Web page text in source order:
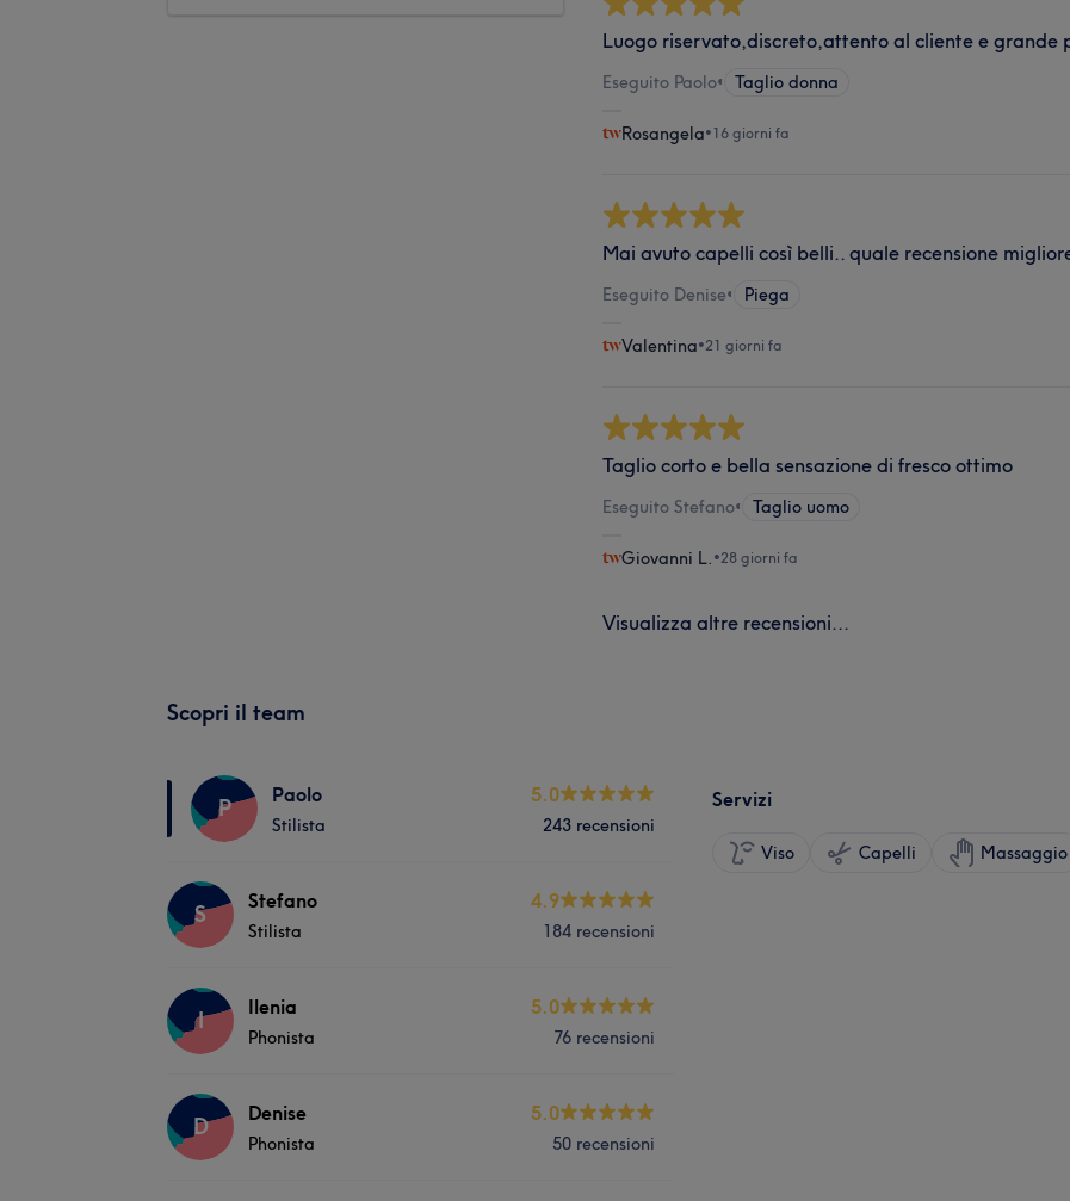
Luogo riservato,discreto,attento al cliente e grande
Eseguito Paolo• Taglio donna
Rosangela•16 giorni fa
Mai avuto capelli così belli.. quale recensione
Eseguito Denise• Piega
Valentina•21 giorni fa
Taglio corto e bella sensazione di fresco ottimo
Eseguito Stefano• Taglio uomo
Giovanni L. •28 giorni fa
Visualizza altre recensioni...
Scopri il team
P Paolo
Stilista
5.0
243 recensioni
S Stefano
Stilista
4.9
184 recensioni
I Ilenia
Phonista
5.0
76 recensioni
D Denise
Phonista
5.0
50 recensioni
Servizi
Viso Capelli Massaggio